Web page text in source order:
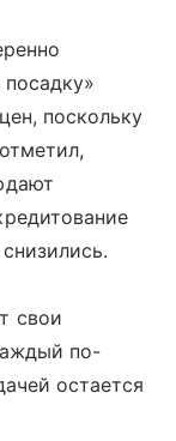
поскольку
свои
по-
остается